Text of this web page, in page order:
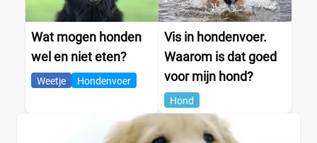
Wat mogen honden
wel en niet eten?
Weetje Hondenvoer
Vis in hondenvoer.
Waarom is dat goed
voor mijn hond?
Hond